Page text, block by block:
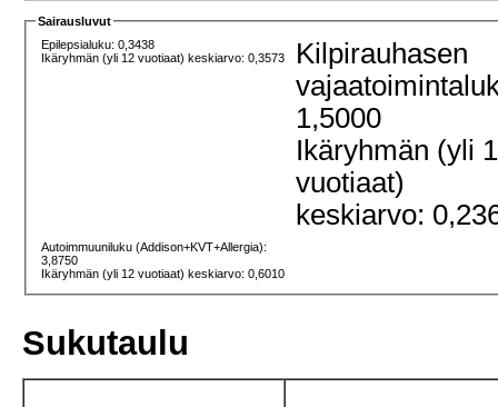
Sairausluvut
Epilepsialuku: 0,3438
Ikäryhmän (yli 12 vuotiaat) keskiarvo: 0,3573
Kilpirauhasen
1,5000
Ikäryhmän (yli
vuotiaat)
keskiarvo:
Autoimmuuniluku (Addison+KVT+Allergia):
3,8750
Ikäryhmän (yli 12 vuotiaat) keskiarvo: 0,6010
Sukutaulu